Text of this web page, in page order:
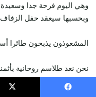
وهي اليوم فرحة جدا
وبحسبها سيعقد حفل
المشعوذون يذبحون طائرا
هدفنا هو الجمع بين الحبيبين.